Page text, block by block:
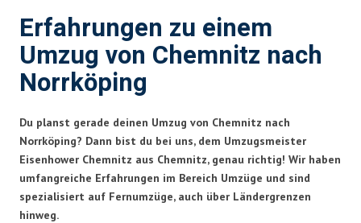
Erfahrungen zu einem
Umzug von Chemnitz nach
Norrköping
Du planst gerade deinen Umzug von Chemnitz nach
Norrköping? Dann bist du bei uns, dem Umzugsmeister
Eisenhower Chemnitz aus Chemnitz, genau richtig! Wir haben
umfangreiche Erfahrungen im Bereich Umzüge und sind
spezialisiert auf Fernumzüge, auch über Ländergrenzen
hinweg.